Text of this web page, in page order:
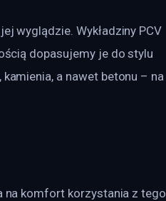
wyglądzie. Wykładziny PCV
dopasujemy je do stylu
a nawet betonu – na
na komfort korzystania z tego